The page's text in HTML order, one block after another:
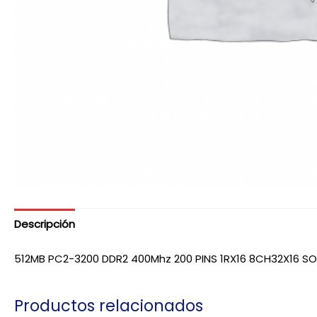
Descripción
512MB PC2-3200 DDR2 400Mhz 200 PINS 1RX16 8CH32X16
Productos relacionados